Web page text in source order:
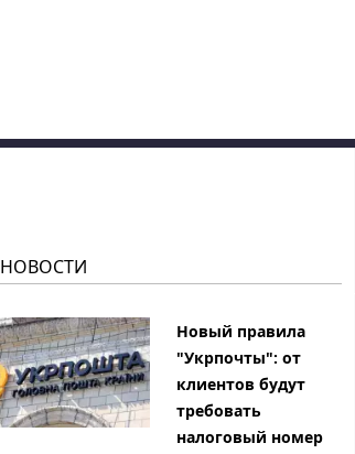
НОВОСТИ
Новый правила
"Укрпочты": от
клиентов будут
требовать
налоговый номер